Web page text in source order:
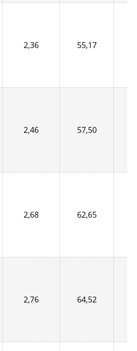
2,36 55,17
2,46 57,50
2,68 62,65
2,76 64,52